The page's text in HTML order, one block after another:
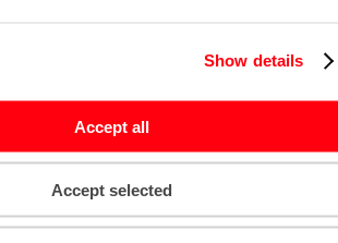
Show details
Accept all
Accept selected
Stroommeettransformator System pro
CMS-101PS
2CCA880101R0001
Bedieningsknop voor